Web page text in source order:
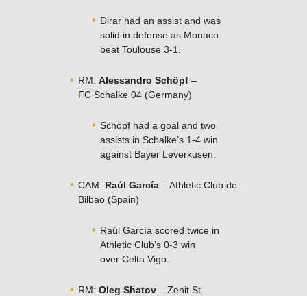
Dirar had an assist and was
solid in defense as Monaco
beat Toulouse 3-1.
RM: Alessandro Schöpf–
FC Schalke 04 (Germany)
Schöpf had a goal and two
assists in Schalke’s 1-4 win
against Bayer Leverkusen.
CAM: Raúl García– Athletic Club de
Bilbao (Spain)
Raúl García scored twice in
Athletic Club’s 0-3 win
over Celta Vigo.
RM: Oleg Shatov– Zenit St.